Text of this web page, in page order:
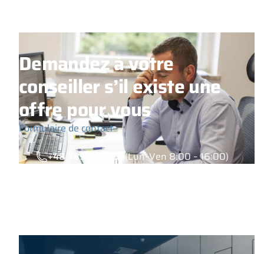
Demandez à votre
conseiller s’il existe une
offre pour vous
Formulaire de contact
+48 789 777 485 (Lun–Ven 8:00 – 16:00)